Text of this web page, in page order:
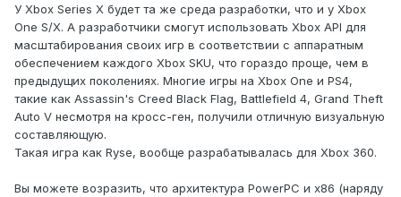
У Xbox Series X будет та же среда разработки, что и у Xbox
One S/X. А разработчики смогут использовать Xbox API для
масштабирования своих игр в соответствии с аппаратным
обеспечением каждого Xbox SKU, что гораздо проще, чем в
предыдущих поколениях. Многие игры на Xbox One и PS4,
такие как Assassin's Creed Black Flag, Battlefield 4, Grand Theft
Auto V несмотря на кросс-ген, получили отличную визуальную
составляющую.
Такая игра как Ryse, вообще разрабатывалась для Xbox 360.
Вы можете возразить, что архитектура PowerPC и x86 (наряду